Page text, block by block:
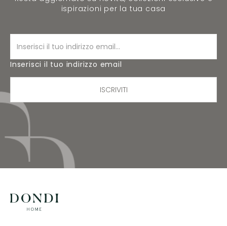
ispirazioni per la tua casa
Inserisci il tuo indirizzo email
ISCRIVITI